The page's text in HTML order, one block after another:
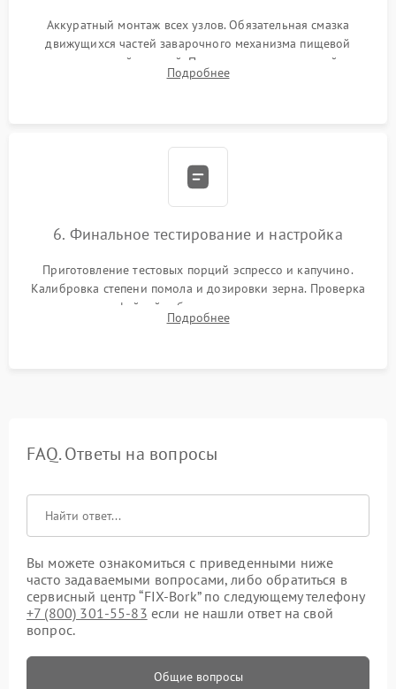
Аккуратный монтаж всех узлов. Обязательная смазка
движущихся частей заварочного механизма пищевой
силиконовой смазкой. Проведение программной
декальцинации и очистки системы от кофейных масел.
Подробнее
6. Финальное тестирование и настройка
Приготовление тестовых порций эспрессо и капучино.
Калибровка степени помола и дозировки зерна. Проверка
плотности кофейной таблетки, температуры напитка и
качества молочной пены. Контроль отсутствия посторонних
Подробнее
FAQ. Ответы на вопросы
Вы можете ознакомиться с приведенными ниже
часто задаваемыми вопросами, либо обратиться в
сервисный центр “FIX-Bork” по следующему телефону
+7 (800) 301-55-83 если не нашли ответ на свой
вопрос.
Общие вопросы